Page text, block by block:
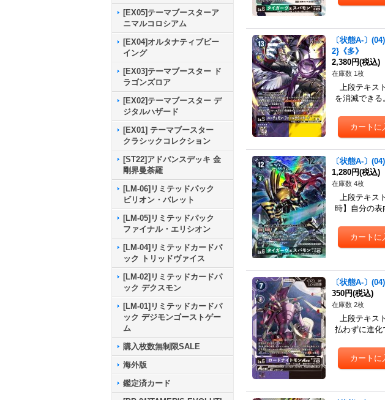
[EX05]テーマブースターア
ニマルコロシアム
[EX04]オルタナティブビー
イング
[EX03]テーマブースター ド
ラゴンズロア
[EX02]テーマブースター デ
ジタルハザード
[EX01] テーマブースター
クラシックコレクション
[ST22]アドバンスデッキ 金
剛界曼荼羅
[LM-06]リミテッドパック
ビリオン・バレット
[LM-05]リミテッドパック
ファイナル・エリシオン
[LM-04]リミテッドカードパ
ック トリッドヴァイス
[LM-02]リミテッドカードパ
ック デクスモン
[LM-01]リミテッドカードパ
ック デジモンゴーストゲー
ム
購入枚数無制限SALE
海外版
鑑定済カード
〔状態A-〕
2}《多》
2,380円(税込)
在庫数 1枚
上段テキス
を消滅でき
〔状態A-〕
1,280円(税込)
在庫数 4枚
上段テキス
時】自分の
〔状態A-〕
350円(税込)
在庫数 2枚
上段テキス
払わずに進